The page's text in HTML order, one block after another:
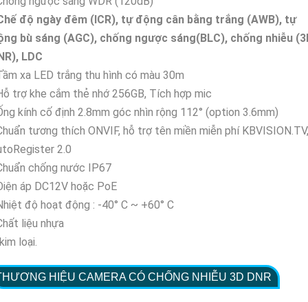
độ ngày đêm (ICR), tự động cân bằng trắng (AWB), tự
bù sáng (AGC), chống ngược sáng(BLC), chống nhiễu
LDC
xa LED trắng thu hình có màu 30m
trợ khe cắm thẻ nhớ 256GB, Tích hợp mic
kính cố định 2.8mm góc nhìn rộng 112° (option 3.6mm)
tương thích ONVIF, hỗ trợ tên miền miễn phí KBVISION.TV,
2.0
chống nước IP67
áp DC12V hoặc PoE
độ hoạt động : -40° C ~ +60° C
liệu nhựa
loại.
HIỆU CAMERA CÓ CHỐNG NHIỄU 3D DNR